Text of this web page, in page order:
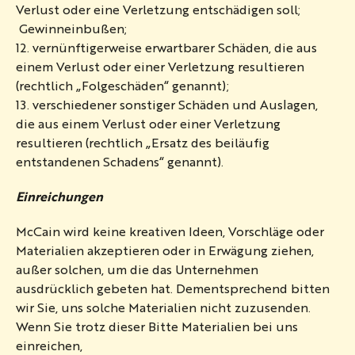
Verlust oder eine Verletzung entschädigen soll;
Gewinneinbußen;
12. vernünftigerweise erwartbarer Schäden, die aus
einem Verlust oder einer Verletzung resultieren
(rechtlich „Folgeschäden“ genannt);
13. verschiedener sonstiger Schäden und Auslagen,
die aus einem Verlust oder einer Verletzung
resultieren (rechtlich „Ersatz des beiläufig
entstandenen Schadens“ genannt).
Einreichungen
McCain wird keine kreativen Ideen, Vorschläge oder
Materialien akzeptieren oder in Erwägung ziehen,
außer solchen, um die das Unternehmen
ausdrücklich gebeten hat. Dementsprechend bitten
wir Sie, uns solche Materialien nicht zuzusenden.
Wenn Sie trotz dieser Bitte Materialien bei uns
einreichen,